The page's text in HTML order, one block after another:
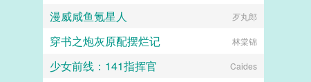
漫威咸鱼氪星人 歹丸郎
穿书之炮灰原配摆烂记 林棠锦
少女前线：141指挥官 Caides